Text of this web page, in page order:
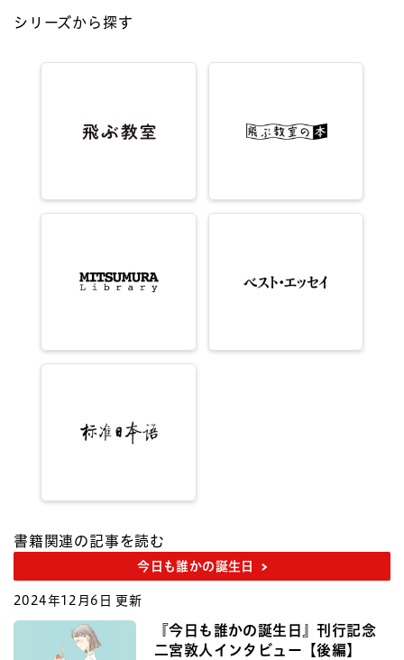
シリーズから探す
書籍関連の記事を読む
今日も誰かの誕生日
2024年12月6日 更新
『今日も誰かの誕生日』刊行記念
二宮敦人インタビュー【後編】